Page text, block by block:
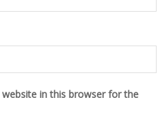
in this browser for the